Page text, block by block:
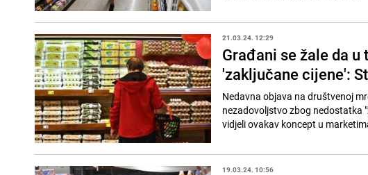
21.03.24. 12:29
Građani se žale da
'zaključane cijene':
Nedavna objava na društvenoj
nezadovoljstvo zbog nedostatka
vidjeli ovakav koncept u
19.03.24. 10:56